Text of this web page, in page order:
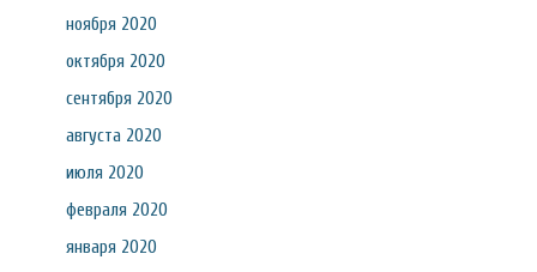
ноября 2020
октября 2020
сентября 2020
августа 2020
июля 2020
февраля 2020
января 2020